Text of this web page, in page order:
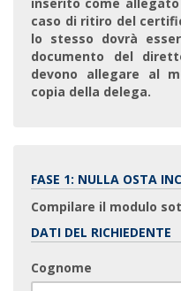
caso di ritiro del
lo stesso dovrà
documento del
devono allegare al
copia della delega.
FASE 1: NULLA OSTA
Compilare il modulo
DATI DEL RICHIEDENTE
Cognome